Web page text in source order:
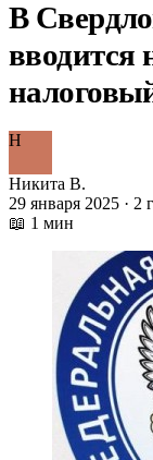
В
вводится
Н
Никита В.
29 января 2025 · 2
📖 1 мин